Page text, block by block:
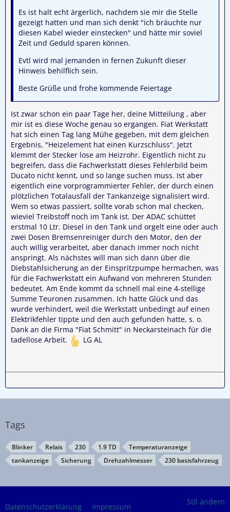
Es ist halt echt ärgerlich, nachdem sie mir die Stelle
gezeigt hatten und man sich denkt "ich bräuchte nur
diesen Kabel wieder einstecken" und hätte mir soviel
Zeit und Geduld sparen können.
Evtl wird mal jemanden in fernen Zukunft dieser
Hinweis behilflich sein.
Beste Grüße und frohe kommende Feiertage
Ist zwar schon ein paar Tage her, deine Mitteilung , aber
mir ist es diese Woche genau so ergangen. Fiat Werkstatt
hat sich einen Tag lang Mühe gegeben, mit dem gleichen
Ergebnis, "Heizelement hat einen Kurzschluss". Jetzt
klemmt der Stecker lose am Heizrohr. Eigentlich nicht zu
begreifen, dass die Fachwerkstatt dieses Fehlerbild beim
Ducato nicht kennt, und so lange suchen muss. Ist aber
eigentlich eine vorprogrammierter Fehler, der durch einen
plötzlichen Totalausfall der Tankanzeige signalisiert wird.
Wem so etwas passiert, sollte vorab schon mal checken,
wieviel Treibstoff noch im Tank ist. Der ADAC schüttet
erstmal 10 Ltr. Diesel in den Tank und orgelt eine oder auch
zwei Dosen Bremsenreiniger durch den Motor, den der
auch willig verarbeitet, aber danach immer noch nicht
anspringt. Als nächstes will man sich dann über die
Diebstahlsicherung an der Einspritzpumpe hermachen, was
für die Fachwerkstatt ein Aufwand von mehreren Stunden
bedeutet. Am Ende kommt da schnell mal eine 4-stellige
Summe Teuronen zusammen. Ich hatte Glück und das
wurde verhindert, weil die Werkstatt unbedingt auf einen
Elektrikfehler tippte und den auch gefunden hatte, s. o.
Dank an die Firma "Fiat Schmitt" in Neckarsteinach für die
tadellose Arbeit.
LG AL
Tags
Blinker Relais 230 1.9 TD
Temperaturanzeige
tankanzeige
Sicherung Drehzahlmesser 230 basisfahrzeug
Stil ändern
Datenschutzerklärung Impressum